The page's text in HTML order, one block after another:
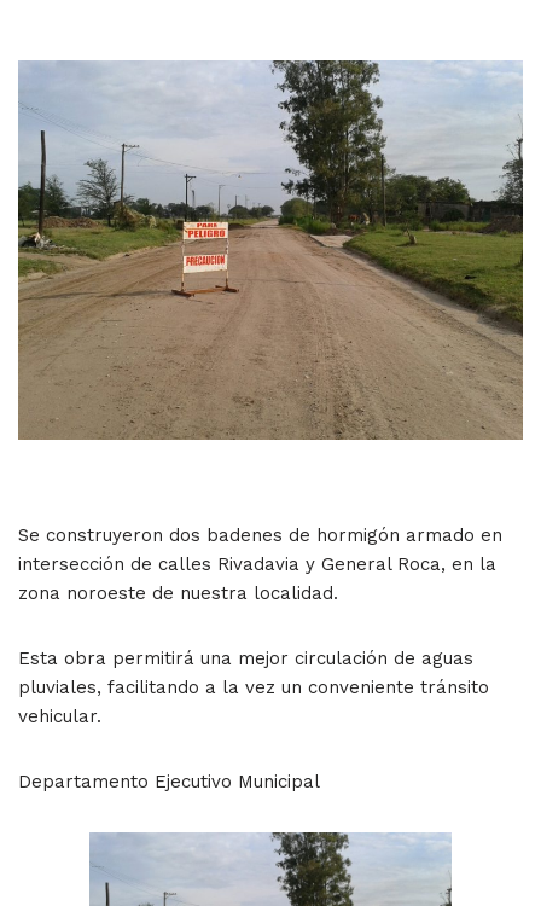
Se construyeron dos badenes de hormigón armado en
intersección de calles Rivadavia y General Roca, en la
zona noroeste de nuestra localidad.
Esta obra permitirá una mejor circulación de aguas
pluviales, facilitando a la vez un conveniente tránsito
vehicular.
Departamento Ejecutivo Municipal